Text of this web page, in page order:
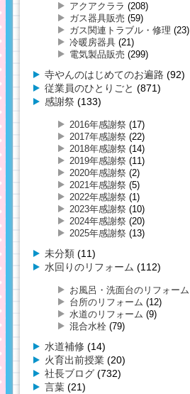
アクアクララ (208)
ガス器具販売 (59)
ガス関連トラブル・修理 (23)
冷暖房器具 (21)
電気製品販売 (299)
寺やんのはじめてのお遍路 (92)
従業員のひとりごと (871)
感謝祭 (133)
2016年感謝祭 (17)
2017年感謝祭 (22)
2018年感謝祭 (14)
2019年感謝祭 (11)
2020年感謝祭 (2)
2021年感謝祭 (5)
2022年感謝祭 (1)
2023年感謝祭 (10)
2024年感謝祭 (20)
2025年感謝祭 (13)
未分類 (11)
水回りのリフォーム (112)
お風呂・洗面台のリフォーム
台所のリフォーム (12)
水道のリフォーム (9)
混合水栓 (79)
水道補修 (14)
火育出前授業 (20)
社長ブログ (732)
言葉 (21)